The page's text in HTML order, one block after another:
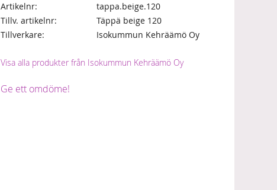
Artikelnr
tappa.beige.120
Tillv. artikelnr
Täppä beige 120
Tillverkare
Isokummun Kehräämö Oy
Visa alla produkter från Isokummun Kehräämö Oy
Ge ett omdöme!